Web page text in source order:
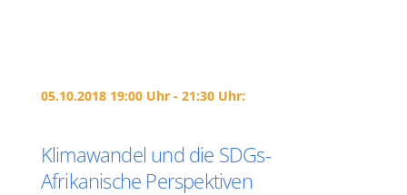
05.10.2018 19:00 Uhr - 21:30 Uhr:
Klimawandel und die SDGs-
Afrikanische Perspektiven